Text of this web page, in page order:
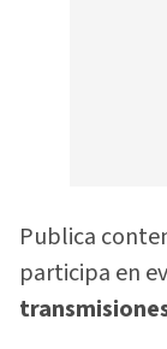
Publica
participa en